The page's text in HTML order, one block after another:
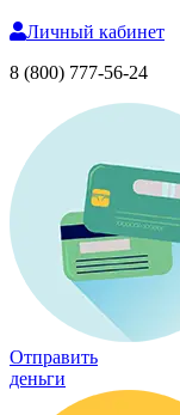
Личный кабинет
8 (800) 777-56-24
Отправить
деньги